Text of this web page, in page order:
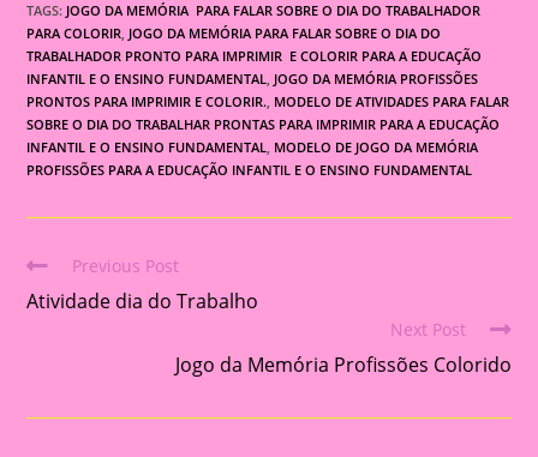
TAGS: JOGO DA MEMÓRIA PARA FALAR SOBRE O DIA DO TRABALHADOR
PARA COLORIR, JOGO DA MEMÓRIA PARA FALAR SOBRE O DIA DO
TRABALHADOR PRONTO PARA IMPRIMIR E COLORIR PARA A EDUCAÇÃO
INFANTIL E O ENSINO FUNDAMENTAL, JOGO DA MEMÓRIA PROFISSÕES
PRONTOS PARA IMPRIMIR E COLORIR., MODELO DE ATIVIDADES PARA FALAR
SOBRE O DIA DO TRABALHAR PRONTAS PARA IMPRIMIR PARA A EDUCAÇÃO
INFANTIL E O ENSINO FUNDAMENTAL, MODELO DE JOGO DA MEMÓRIA
PROFISSÕES PARA A EDUCAÇÃO INFANTIL E O ENSINO FUNDAMENTAL
Read
more
Previous Post
Atividade dia do Trabalho
Next Post
Jogo da Memória Profissões Colorido